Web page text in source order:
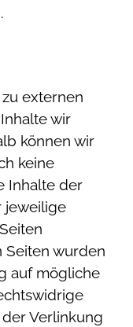
externen
wir
können wir
keine
Inhalte der
jeweilige
Seiten wurden
auf mögliche
Verlinkung